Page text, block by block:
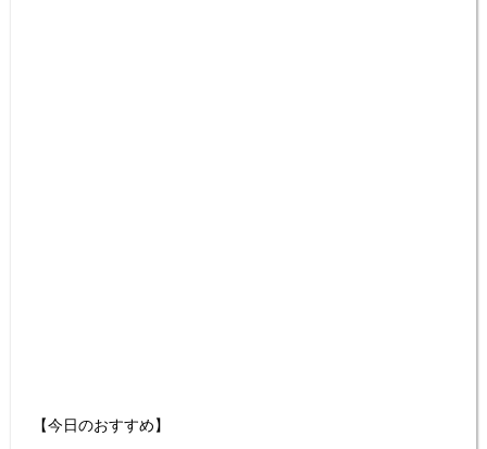
【今日のおすすめ】